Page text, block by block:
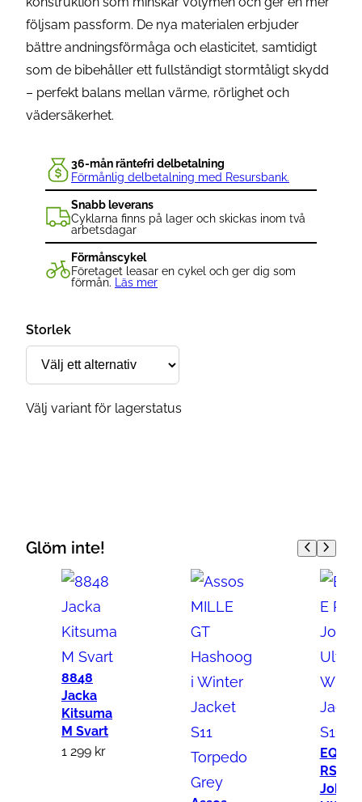
följsam passform. De nya materialen erbjuder
bättre andningsförmåga och elasticitet, samtidigt
som de bibehåller ett fullständigt stormtåligt skydd
– perfekt balans mellan värme, rörlighet och
vädersäkerhet.
36-mån räntefri delbetalning
Förmånlig delbetalning med Resursbank.
Snabb leverans
Cyklarna finns på lager och skickas inom två
arbetsdagar
Förmånscykel
Företaget leasar en cykel och ger dig som
förmån.
Läs mer
Storlek
Välj variant för lagerstatus
Glöm inte!
8848
Jacka
Kitsuma
M Svart
1 299 kr
RS